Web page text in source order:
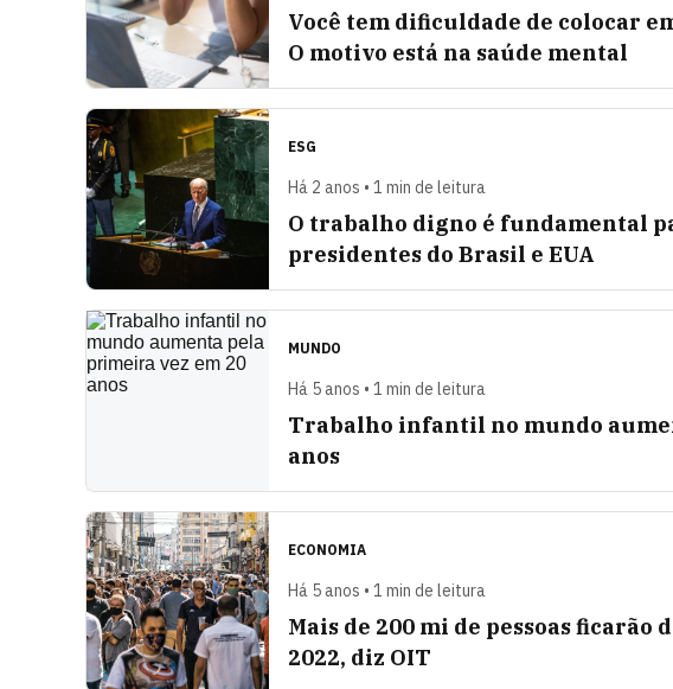
Você tem dificuldade de colocar
O motivo está na saúde mental
ESG
Há 2 anos • 1 min de leitura
O trabalho digno é fundamental
presidentes do Brasil e EUA
MUNDO
Há 5 anos • 1 min de leitura
Trabalho infantil no mundo
anos
ECONOMIA
Há 5 anos • 1 min de leitura
Mais de 200 mi de pessoas ficarão
2022, diz OIT